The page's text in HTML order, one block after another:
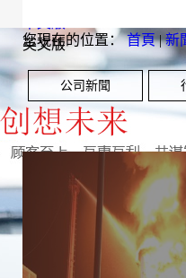
英文版
您現在的位置： 首頁 | 新
公司新聞